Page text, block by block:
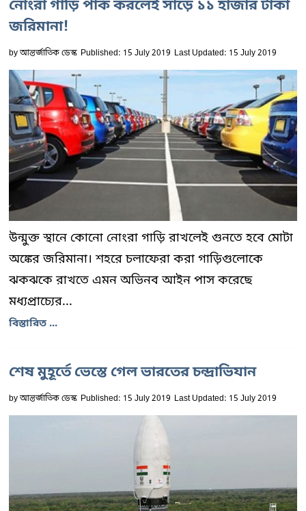
নোংরা গাড়ি পার্ক করলেই সাড়ে ১১ হাজার টাকা
জরিমানা!
byআন্তর্জাতিক ডেস্ক Published: 15 July 2019 Last Updated: 15 July 2019
উন্মুক্ত স্থানে কোনো নোংরা গাড়ি রাখলেই গুনতে হবে মোটা
অঙ্কের জরিমানা। শহরে চলাফেরা করা গাড়িগুলোকে
ঝকঝকে রাখতে এমন অভিনব আইন পাস করেছে
মধ্যপ্রাচ্যের...
বিস্তারিত ...
শেষ মুহূর্তে ভেস্তে গেল ভারতের চন্দ্রাভিযান
byআন্তর্জাতিক ডেস্ক Published: 15 July 2019 Last Updated: 15 July 2019